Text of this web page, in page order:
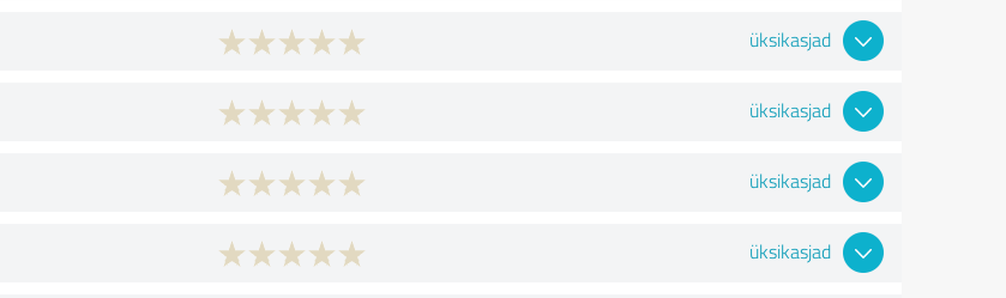
üksikasjad
üksikasjad
üksikasjad
üksikasjad